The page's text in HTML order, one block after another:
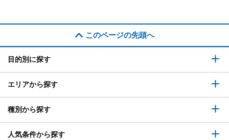
このページの先頭へ
目的別に探す
エリアから探す
種別から探す
人気条件から探す